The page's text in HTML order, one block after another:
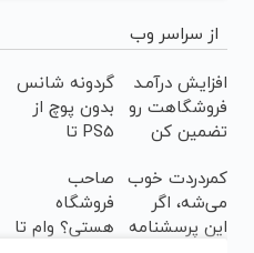
از سراسر وب
افزایش درآمـد
فروشگاهت رو
تضمین کن
گردونه شانس
بدون پوچ از
PS5 تا
بیت کوین 🔥 کمردردت خوب
می‌شه، اگر
این پرسشنامه
صاحب
فروشگاه
هستی؟ وام تا